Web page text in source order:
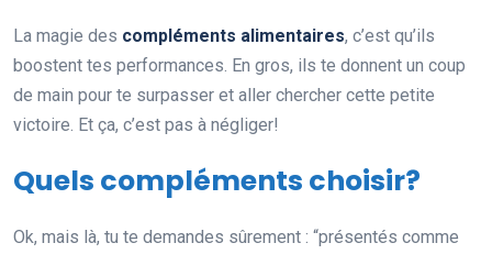
La magie des compléments alimentaires, c’est qu’ils
boostent tes performances. En gros, ils te donnent un coup
de main pour te surpasser et aller chercher cette petite
victoire. Et ça, c’est pas à négliger!
Quels compléments choisir?
Ok, mais là, tu te demandes sûrement : “présentés comme